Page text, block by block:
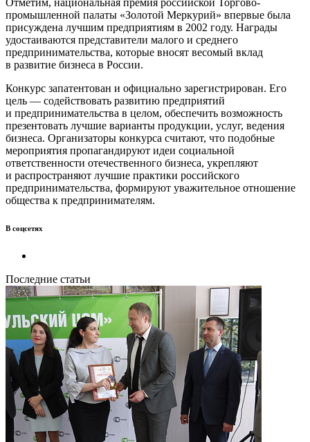
Отметим, национальная премия российской Торгово-
промышленной палаты «Золотой Меркурий» впервые была
присуждена лучшим предприятиям в 2002 году. Награды
удостаиваются представители малого и среднего
предпринимательства, которые вносят весомый вклад
в развитие бизнеса в России.
Конкурс запатентован и официально зарегистрирован. Его
цель — содействовать развитию предприятий
и предпринимательства в целом, обеспечить возможность
презентовать лучшие варианты продукции, услуг, ведения
бизнеса. Организаторы конкурса считают, что подобные
мероприятия пропагандируют идеи социальной
ответственности отечественного бизнеса, укрепляют
и распространяют лучшие практики российского
предпринимательства, формируют уважительное отношение
общества к предпринимателям.
В соцсетях
Последние статьи